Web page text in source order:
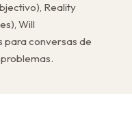
Reality
Will
para conversas de